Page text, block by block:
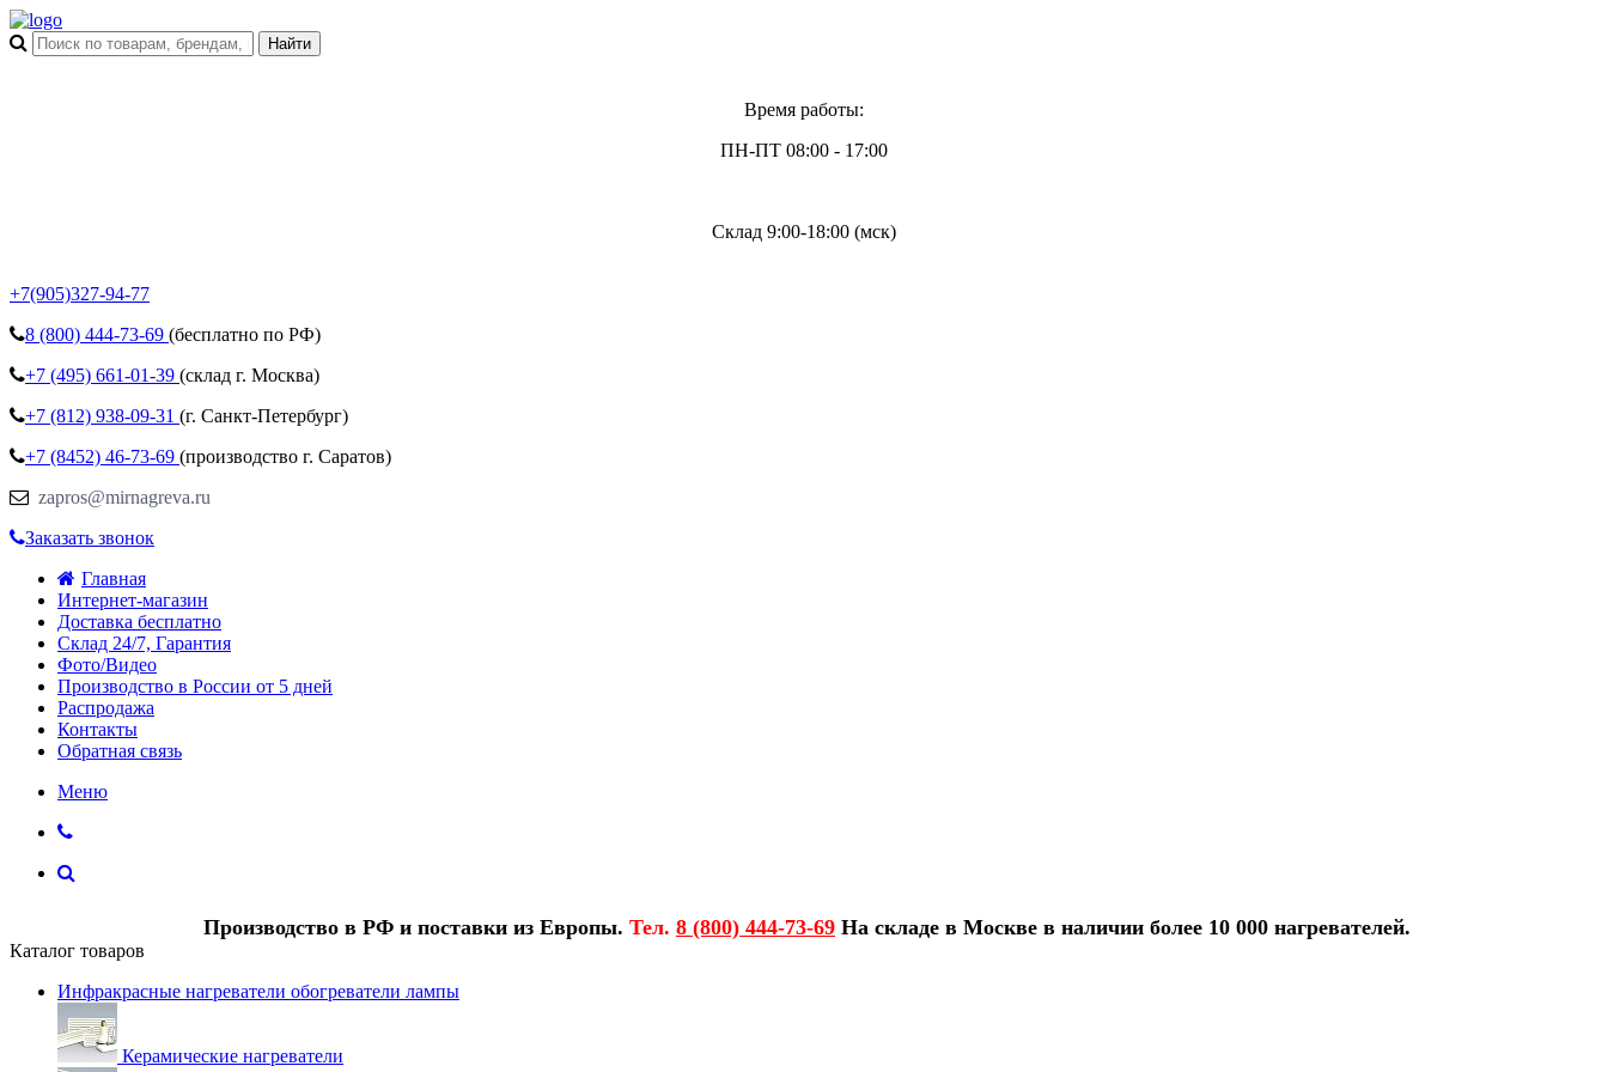
Время работы:
ПН-ПТ 08:00 - 17:00
Склад 9:00-18:00 (мск)
+7(905)327-94-77
8 (800) 444-73-69 (бесплатно по РФ)
+7 (495) 661-01-39 (склад г. Москва)
+7 (812) 938-09-31 (г. Санкт-Петербург)
+7 (8452) 46-73-69 (производство г. Саратов)
zapros@mirnagreva.ru
Заказать звонок
Главная
Интернет-магазин
Доставка бесплатно
Склад 24/7, Гарантия
Фото/Видео
Производство в России от 5 дней
Распродажа
Контакты
Обратная связь
Меню
Производство в РФ и поставки из Европы. Тел. 8 (800) 444-73-69 На складе в Москве в наличии более 10 000 нагревателей.
Каталог товаров
Инфракрасные нагреватели обогреватели лампы
Керамические нагреватели